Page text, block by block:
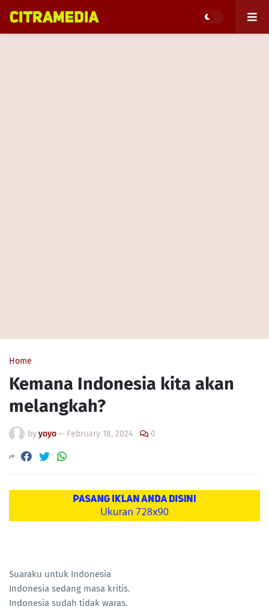
Home
Kemana Indonesia kita akan
melangkah?
byyoyo— February 18, 2024 0
Suaraku untuk Indonesia
Indonesia sedang masa kritis.
Indonesia sudah tidak waras.